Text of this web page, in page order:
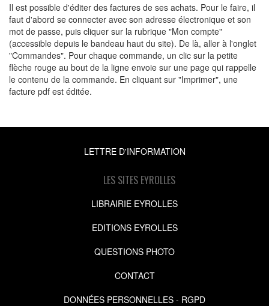
Il est possible d'éditer des factures de ses achats. Pour le faire, il
faut d'abord se connecter avec son adresse électronique et son
mot de passe, puis cliquer sur la rubrique "Mon compte"
(accessible depuis le bandeau haut du site). De là, aller à l'onglet
"Commandes". Pour chaque commande, un clic sur la petite
flèche rouge au bout de la ligne envoie sur une page qui rappelle
le contenu de la commande. En cliquant sur "Imprimer", une
facture pdf est éditée.
LETTRE D'INFORMATION
LES SITES EYROLLES
LIBRAIRIE EYROLLES
EDITIONS EYROLLES
QUESTIONS PHOTO
CONTACT
DONNÉES PERSONNELLES - RGPD